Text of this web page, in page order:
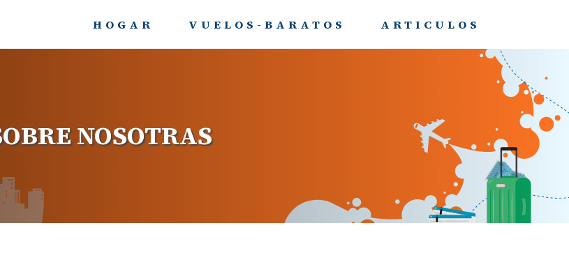
HOGAR VUELOS-BARATOS ARTICULOS
NOSOTRAS